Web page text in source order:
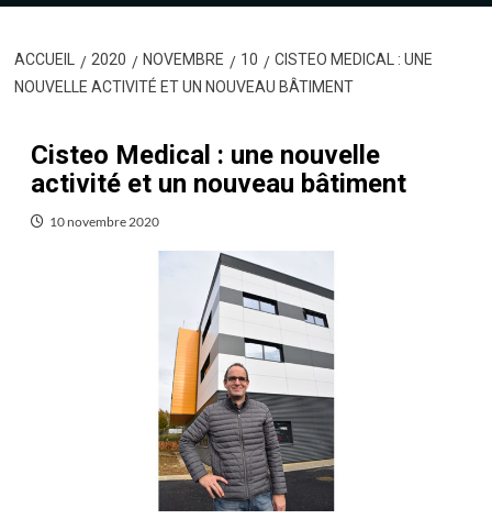
ACCUEIL 2020 NOVEMBRE 10
CISTEO MEDICAL : UNE
NOUVELLE ACTIVITÉ ET UN NOUVEAU BÂTIMENT
Cisteo Medical : une nouvelle
activité et un nouveau bâtiment
10 novembre 2020